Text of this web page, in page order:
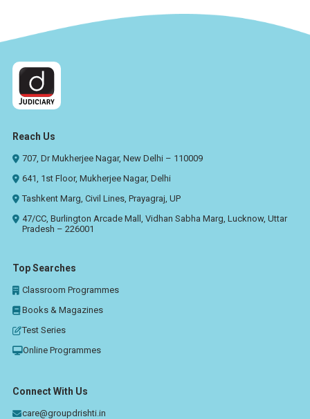
Reach Us
707, Dr Mukherjee Nagar, New Delhi – 110009
641, 1st Floor, Mukherjee Nagar, Delhi
Tashkent Marg, Civil Lines, Prayagraj, UP
47/CC, Burlington Arcade Mall, Vidhan Sabha Marg, Lucknow, Uttar
Pradesh – 226001
Top Searches
Classroom Programmes
Books & Magazines
Test Series
Online Programmes
Connect With Us
care@groupdrishti.in